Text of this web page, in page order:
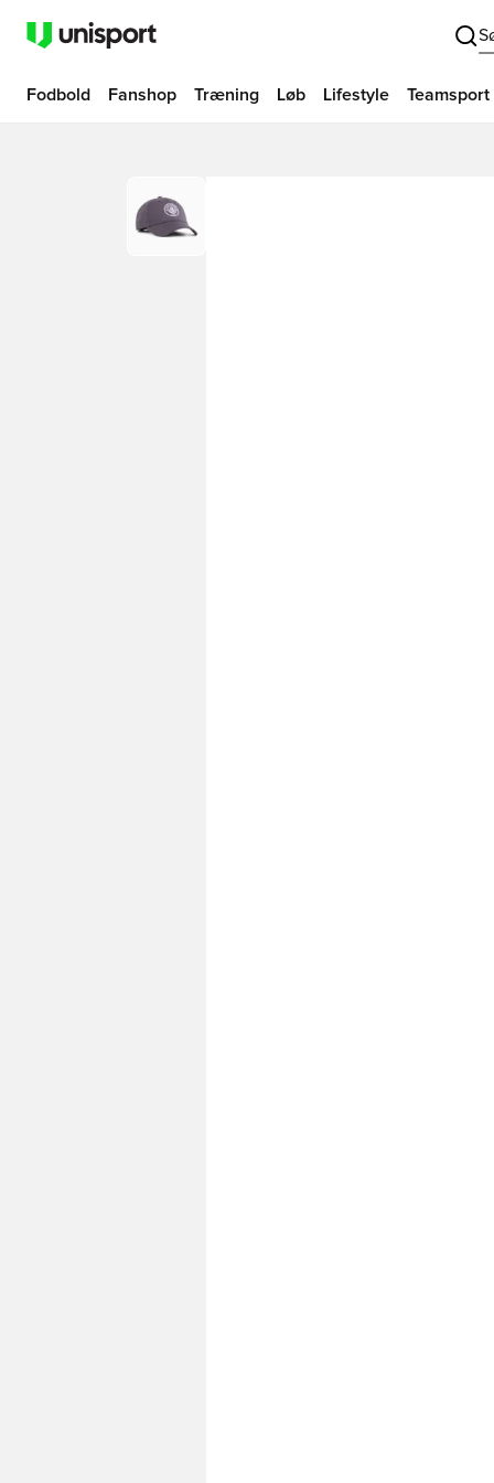
Fodbold Fanshop Træning Løb Lifestyle Teamsport